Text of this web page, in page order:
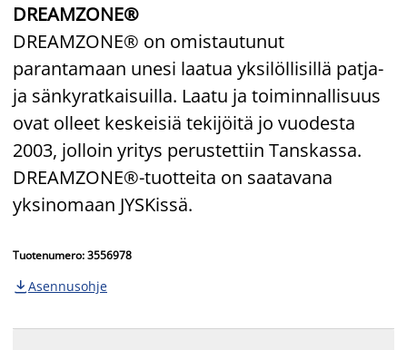
DREAMZONE®
DREAMZONE® on omistautunut
parantamaan unesi laatua yksilöllisillä patja-
ja sänkyratkaisuilla. Laatu ja toiminnallisuus
ovat olleet keskeisiä tekijöitä jo vuodesta
2003, jolloin yritys perustettiin Tanskassa.
DREAMZONE®-tuotteita on saatavana
yksinomaan JYSKissä.
Tuotenumero: 3556978
 Asennusohje